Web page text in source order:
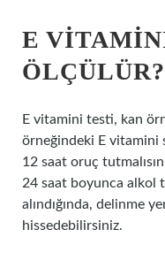
E
ÖLÇÜLÜR?
E vitamini testi, kan
örneğindeki E vitamini
12 saat oruç
24 saat boyunca alkol
alındığında, delinme
hissedebilirsiniz.